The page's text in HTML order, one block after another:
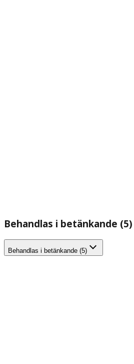
Behandlas i betänkande (5)
Behandlas i betänkande (5)